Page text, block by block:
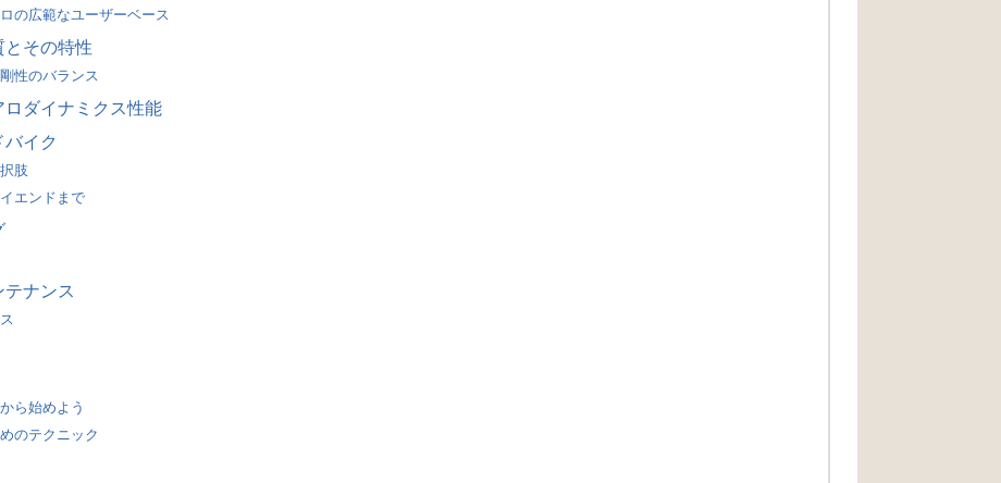
の広範なユーザーベース
その特性
性のバランス
ダイナミクス性能
イク
肢
エンドまで
ナンス
ら始めよう
のテクニック